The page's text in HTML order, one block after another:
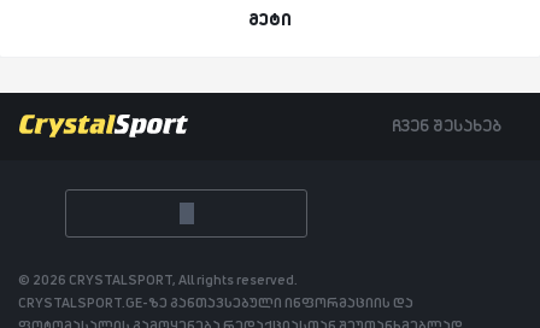
მეტი
ჩვენ შესახებ
© 2026 CRYSTALSPORT, All rights reserved.
CRYSTALSPORT.GE-ზე განთავსებული ინფორმაციის და